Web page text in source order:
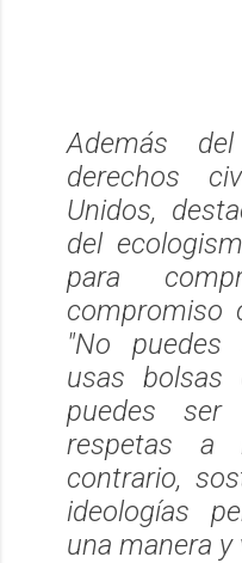
Además
derechos
Unidos,
del
para
compromiso
"No puedes
usas bolsas
puedes
respetas a
contrario,
ideologías
una manera y